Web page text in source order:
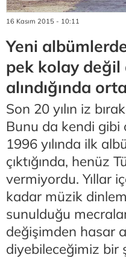
16 Kasım 2015 - 10:11
Yeni
pek kolay değil
alındığında
Son 20 yılın iz
Bunu da kendi gibi
1996 yılında ilk
çıktığında, henüz
vermiyordu. Yıllar
kadar müzik
sunulduğu
değişimden hasar
diyebileceğimiz bir